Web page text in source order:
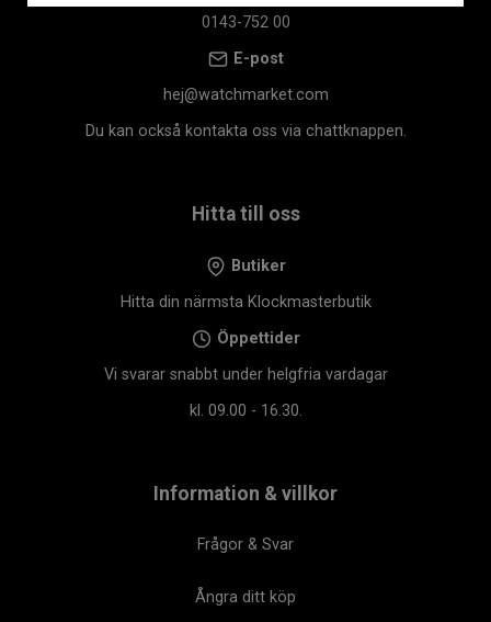
0143-752 00
E-post
hej@watchmarket.com
Du kan också kontakta oss via chattknappen.
Hitta till oss
Butiker
Hitta din närmsta Klockmasterbutik
Öppettider
Vi svarar snabbt under helgfria vardagar
kl. 09.00 - 16.30.
Information & villkor
Frågor & Svar
Ångra ditt köp